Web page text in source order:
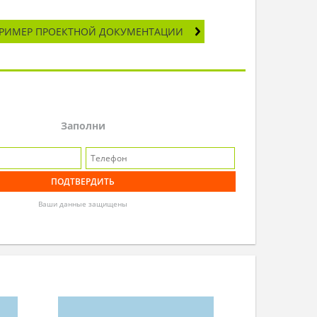
ПРОЕКТНОЙ ДОКУМЕНТАЦИИ
Заполни
Ваши данные защищены